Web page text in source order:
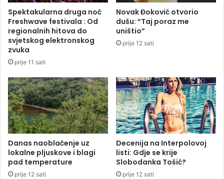
n
a
v
o
d
n
u
v
e
z
i
s
a
m
l
a
s
o
v
u
i
e
t
o
h
i
j
i
p
a
r
Spektakularna druga noć
Freshwave festivala : Od
regionalnih hitova do
svjetskog elektronskog
zvuka
prije 11 sati
Novak Đoković otvorio
dušu: “Taj poraz me
uništio”
prije 12 sati
Danas naoblačenje uz
lokalne pljuskove i blagi
pad temperature
prije 12 sati
Decenija na Interpolovoj
listi: Gdje se krije
Slobodanka Tošić?
prije 12 sati